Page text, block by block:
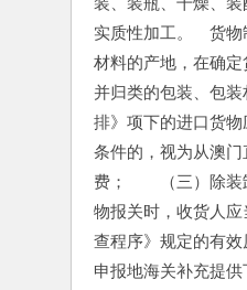
实质性加工。　货
材料的产地，在确
并归类的包装、包
排》项下的进口货
条件的，视为从澳
费；　　（三）除
物报关时，收货人
查程序》规定的有
申报地海关补充提